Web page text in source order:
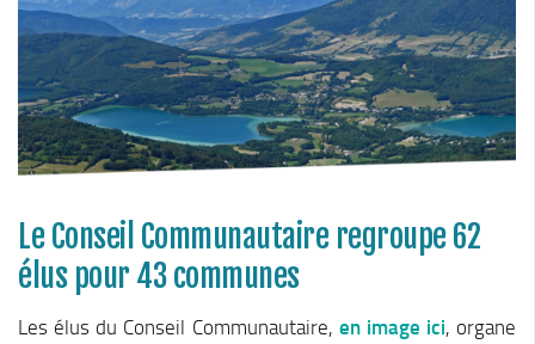
Le Conseil Communautaire
Les services
La CCM recrute
Publications
Economie & Tourisme
Entreprises & emplois
Développement économique
Le Conseil Communautaire regroupe 62
élus pour 43 communes
Les élus du Conseil Communautaire, en image ici, organe